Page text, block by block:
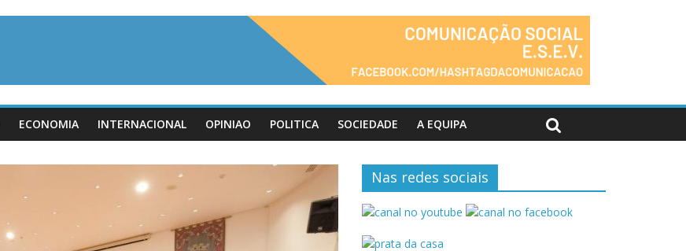
ECONOMIA INTERNACIONAL OPINIAO POLITICA SOCIEDADE A EQUIPA
Nas redes sociais